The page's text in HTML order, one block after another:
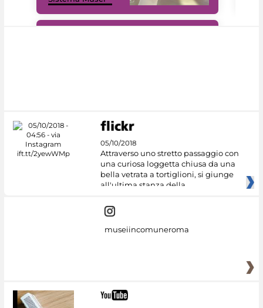
05/10/2018
Attraverso uno stretto passaggio con
una curiosa loggetta chiusa da una
bella vetrata a tortiglioni, si giunge
all'ultima stanza della
museiincomuneroma